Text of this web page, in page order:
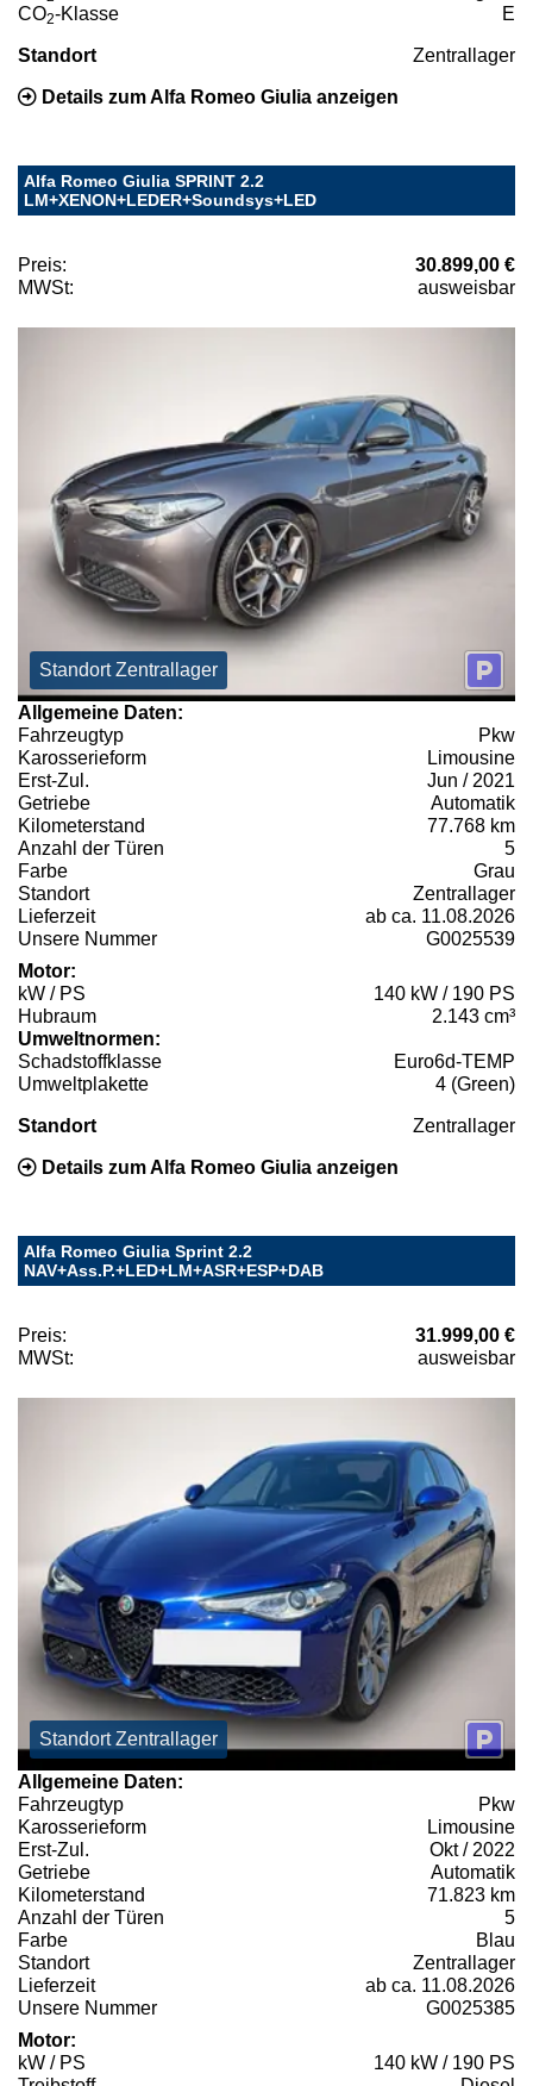
CO2-Klasse E
Standort Zentrallager
Details zum Alfa Romeo Giulia anzeigen
Alfa Romeo Giulia SPRINT 2.2
LM+XENON+LEDER+Soundsys+LED
Preis:
30.899,00 €
MWSt:
ausweisbar
Standort Zentrallager
Allgemeine Daten:
Fahrzeugtyp
Pkw
Karosserieform
Limousine
Erst-Zul.
Jun / 2021
Getriebe
Automatik
Kilometerstand
77.768 km
Anzahl der Türen
5
Farbe
Grau
Standort
Zentrallager
Lieferzeit
ab ca. 11.08.2026
Unsere Nummer
G0025539
Motor:
kW / PS
140 kW / 190 PS
Hubraum
2.143 cm³
Umweltnormen:
Schadstoffklasse
Euro6d-TEMP
Umweltplakette
4 (Green)
Standort Zentrallager
Details zum Alfa Romeo Giulia anzeigen
Alfa Romeo Giulia Sprint 2.2
NAV+Ass.P.+LED+LM+ASR+ESP+DAB
Preis:
31.999,00 €
MWSt:
ausweisbar
Standort Zentrallager
Allgemeine Daten:
Fahrzeugtyp
Pkw
Karosserieform
Limousine
Erst-Zul.
Okt / 2022
Getriebe
Automatik
Kilometerstand
71.823 km
Anzahl der Türen
5
Farbe
Blau
Standort
Zentrallager
Lieferzeit
ab ca. 11.08.2026
Unsere Nummer
G0025385
Motor:
kW / PS
140 kW / 190 PS